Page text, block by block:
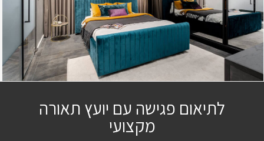
לתיאום פגישה עם יועץ תאורה
מקצועי